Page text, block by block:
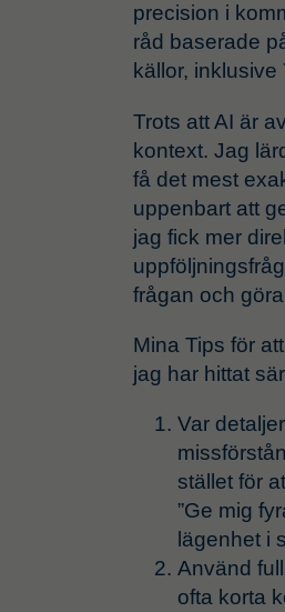
precision i
råd baserade
källor,
Trots att AI är
kontext. Jag
få det mest
uppenbart att
jag fick mer
frågan och
Mina Tips för
jag har hittat
Var
stället för
”Ge mig
lägenhet i
Använd
ofta korta